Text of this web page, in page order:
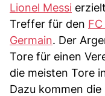
Lionel Messi
Treffer für den
Germain. Der
Tore für einen
die meisten Tore
Dazu kommen